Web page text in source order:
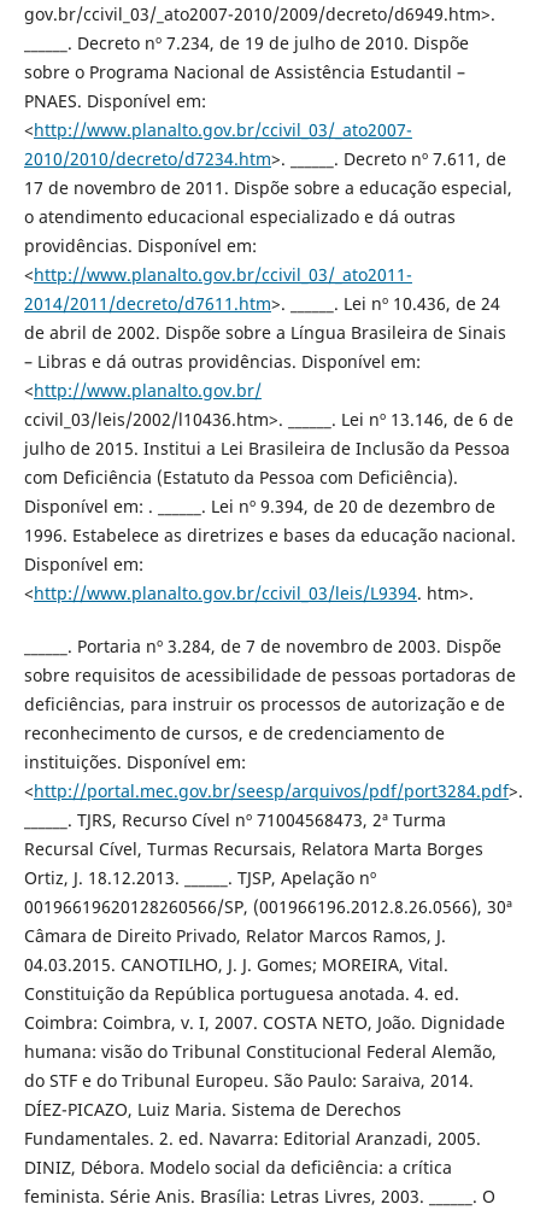
gov.br/ccivil_03/_ato2007-2010/2009/decreto/d6949.htm>.
______. Decreto nº 7.234, de 19 de julho de 2010. Dispõe
sobre o Programa Nacional de Assistência Estudantil –
PNAES. Disponível em:
<http://www.planalto.gov.br/ccivil_03/_ato2007-
2010/2010/decreto/d7234.htm>. ______. Decreto nº 7.611, de
17 de novembro de 2011. Dispõe sobre a educação especial,
o atendimento educacional especializado e dá outras
providências. Disponível em:
<http://www.planalto.gov.br/ccivil_03/_ato2011-
2014/2011/decreto/d7611.htm>. ______. Lei nº 10.436, de 24
de abril de 2002. Dispõe sobre a Língua Brasileira de Sinais
– Libras e dá outras providências. Disponível em:
<http://www.planalto.gov.br/
ccivil_03/leis/2002/l10436.htm>. ______. Lei nº 13.146, de 6 de
julho de 2015. Institui a Lei Brasileira de Inclusão da Pessoa
com Deficiência (Estatuto da Pessoa com Deficiência).
Disponível em: . ______. Lei nº 9.394, de 20 de dezembro de
1996. Estabelece as diretrizes e bases da educação nacional.
Disponível em:
<http://www.planalto.gov.br/ccivil_03/leis/L9394. htm>.
______. Portaria nº 3.284, de 7 de novembro de 2003. Dispõe
sobre requisitos de acessibilidade de pessoas portadoras de
deficiências, para instruir os processos de autorização e de
reconhecimento de cursos, e de credenciamento de
instituições. Disponível em:
<http://portal.mec.gov.br/seesp/arquivos/pdf/port3284.pdf>.
______. TJRS, Recurso Cível nº 71004568473, 2ª Turma
Recursal Cível, Turmas Recursais, Relatora Marta Borges
Ortiz, J. 18.12.2013. ______. TJSP, Apelação nº
00196619620128260566/SP, (001966196.2012.8.26.0566), 30ª
Câmara de Direito Privado, Relator Marcos Ramos, J.
04.03.2015. CANOTILHO, J. J. Gomes; MOREIRA, Vital.
Constituição da República portuguesa anotada. 4. ed.
Coimbra: Coimbra, v. I, 2007. COSTA NETO, João. Dignidade
humana: visão do Tribunal Constitucional Federal Alemão,
do STF e do Tribunal Europeu. São Paulo: Saraiva, 2014.
DÍEZ-PICAZO, Luiz Maria. Sistema de Derechos
Fundamentales. 2. ed. Navarra: Editorial Aranzadi, 2005.
DINIZ, Débora. Modelo social da deficiência: a crítica
feminista. Série Anis. Brasília: Letras Livres, 2003. ______. O